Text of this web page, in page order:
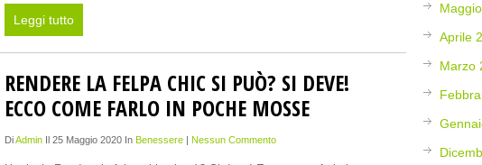
Leggi tutto
RENDERE LA FELPA CHIC SI PUÒ? SI DEVE!
ECCO COME FARLO IN POCHE MOSSE
DiAdmin Il 25 Maggio 2020 InBenessere |Nessun Commento
Aprile
Marzo